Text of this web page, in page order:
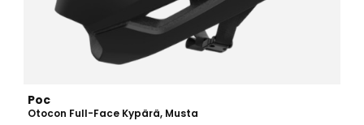
Poc
Otocon Full-Face Kypärä, Musta